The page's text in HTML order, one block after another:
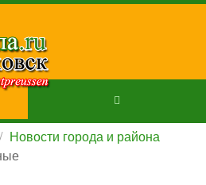
Новости города и района